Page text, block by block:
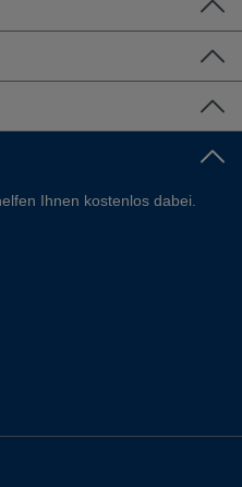
Ihnen kostenlos dabei.